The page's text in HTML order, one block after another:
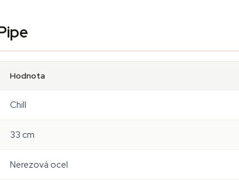
Hodnota
Chill
33 cm
Nerezová ocel